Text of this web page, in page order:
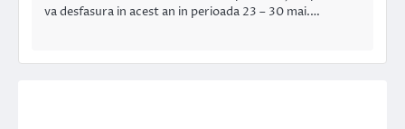
va desfasura in acest an in perioada 23 – 30 mai.…